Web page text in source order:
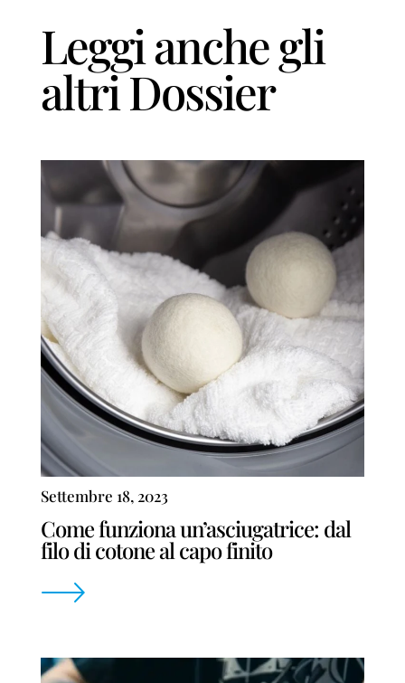
Leggi anche gli
altri Dossier
Settembre 18, 2023
Come funziona un’asciugatrice: dal
filo di cotone al capo finito